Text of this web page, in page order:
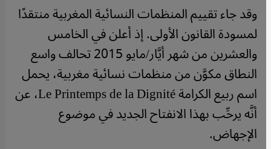
وقد جاء تقييم المنظمات النسائية المغربية منتقدًا
لمسودة القانون الأولى. إذ أعلن في الخامس
والعشرين من شهر أيَّار/مايو 2015 تحالف واسع
النطاق مكوَّن من منظمات نسائية مغربية، يحمل
اسم ربيع الكرامةLe Printemps de la Dignité، عن
أنَّه يرحِّب بهذا الانفتاح الجديد في موضوع
الإجهاض.